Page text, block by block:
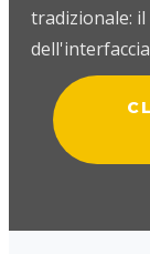
tradizionale: